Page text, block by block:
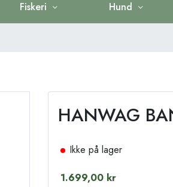
Fiskeri Hund
HANWAG
Ikke på lager
1.699,00 kr